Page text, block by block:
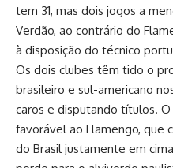
tem 31, mas dois jogos a
Verdão, ao contrário do
à disposição do técnico
Os dois clubes têm tido o
brasileiro e sul-americano
caros e disputando títulos.
favorável ao Flamengo, que
do Brasil justamente em